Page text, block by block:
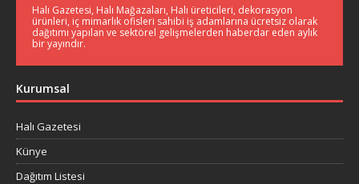
Halı Gazetesi, Halı Mağazaları, Halı üreticileri, dekorasyon
ürünleri, iç mimarlık ofisleri sahibi iş adamlarına ücretsiz olarak
dağıtımı yapılan ve sektörel gelişmelerden haberdar eden aylık
bir yayındır.
Kurumsal
Halı Gazetesi
Künye
Dağıtım Listesi